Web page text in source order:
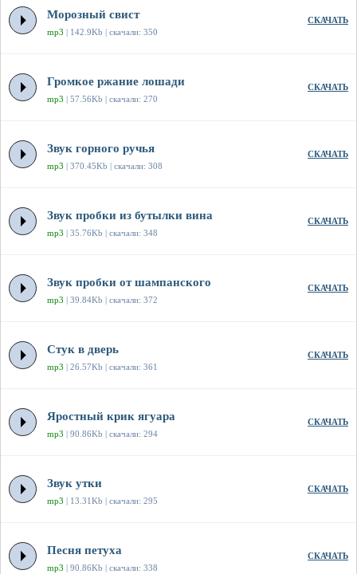
Морозный свист
mp3 | 142.9Kb | скачали: 350
СКАЧАТЬ
Громкое ржание лошади
mp3 | 57.56Kb | скачали: 270
СКАЧАТЬ
Звук горного ручья
mp3 | 370.45Kb | скачали: 308
СКАЧАТЬ
Звук пробки из бутылки вина
mp3 | 35.76Kb | скачали: 348
СКАЧАТЬ
Звук пробки от шампанского
mp3 | 39.84Kb | скачали: 372
СКАЧАТЬ
Стук в дверь
mp3 | 26.57Kb | скачали: 361
СКАЧАТЬ
Яростный крик ягуара
mp3 | 90.86Kb | скачали: 294
СКАЧАТЬ
Звук утки
mp3 | 13.31Kb | скачали: 295
СКАЧАТЬ
Песня петуха
mp3 | 90.86Kb | скачали: 338
СКАЧАТЬ